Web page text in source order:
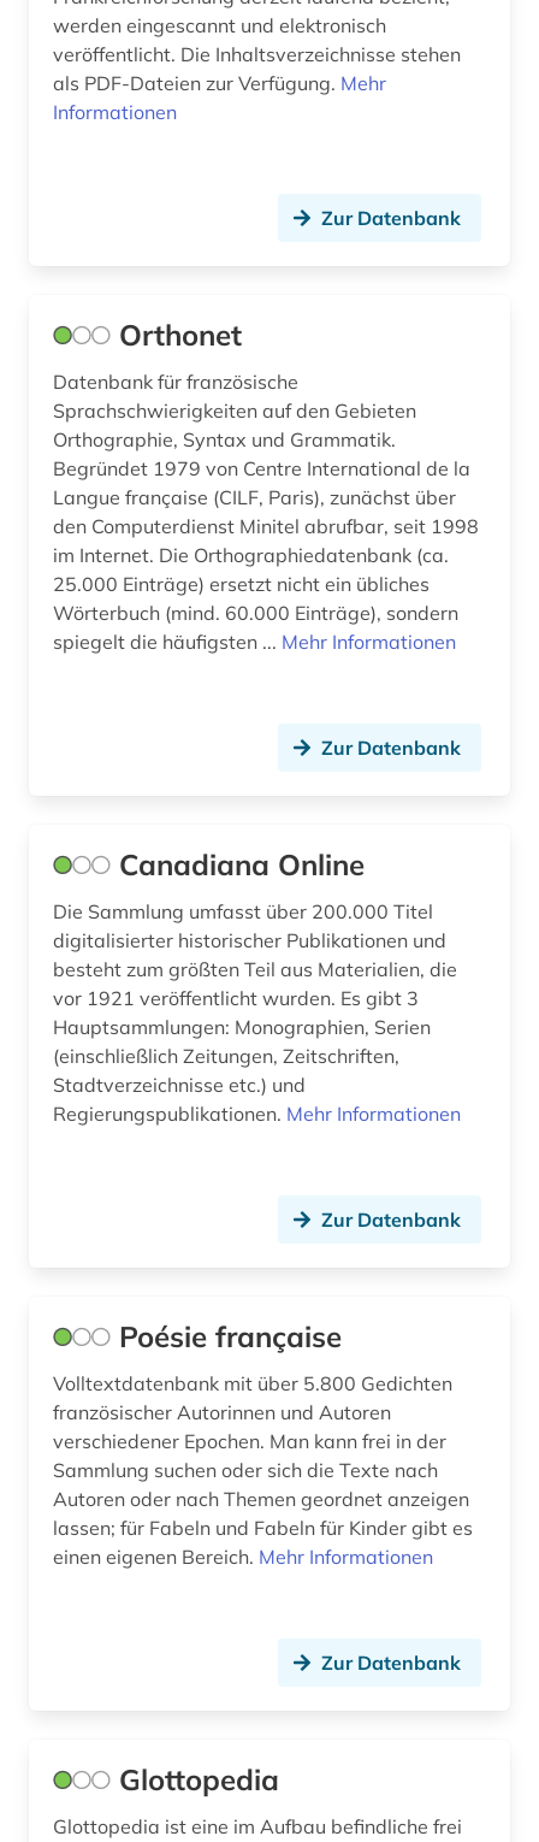
werden eingescannt und elektronisch
veröffentlicht. Die Inhaltsverzeichnisse stehen
als PDF-Dateien zur Verfügung. Mehr
Informationen
Zur Datenbank
Orthonet
Datenbank für französische
Sprachschwierigkeiten auf den Gebieten
Orthographie, Syntax und Grammatik.
Begründet 1979 von Centre International de la
Langue française (CILF, Paris), zunächst über
den Computerdienst Minitel abrufbar, seit 1998
im Internet. Die Orthographiedatenbank (ca.
25.000 Einträge) ersetzt nicht ein übliches
Wörterbuch (mind. 60.000 Einträge), sondern
spiegelt die häufigsten ... Mehr Informationen
Zur Datenbank
Canadiana Online
Die Sammlung umfasst über 200.000 Titel
digitalisierter historischer Publikationen und
besteht zum größten Teil aus Materialien, die
vor 1921 veröffentlicht wurden. Es gibt 3
Hauptsammlungen: Monographien, Serien
(einschließlich Zeitungen, Zeitschriften,
Stadtverzeichnisse etc.) und
Regierungspublikationen. Mehr Informationen
Zur Datenbank
Poésie française
Volltextdatenbank mit über 5.800 Gedichten
französischer Autorinnen und Autoren
verschiedener Epochen. Man kann frei in der
Sammlung suchen oder sich die Texte nach
Autoren oder nach Themen geordnet anzeigen
lassen; für Fabeln und Fabeln für Kinder gibt es
einen eigenen Bereich. Mehr Informationen
Zur Datenbank
Glottopedia
Glottopedia ist eine im Aufbau befindliche frei